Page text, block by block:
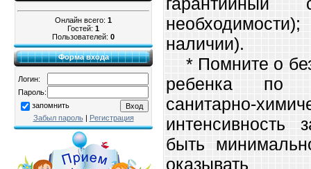
Онлайн всего: 1
Гостей: 1
Пользователей: 0
Форма входа
Логин:
Пароль:
запомнить
Забыл пароль| Регистрация
наличии).
* Помните о
ребенка по
санитарно-
интенсивность
быть
оказывать